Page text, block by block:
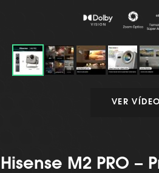
Hisense M2 PRO –
VER VÍDEO